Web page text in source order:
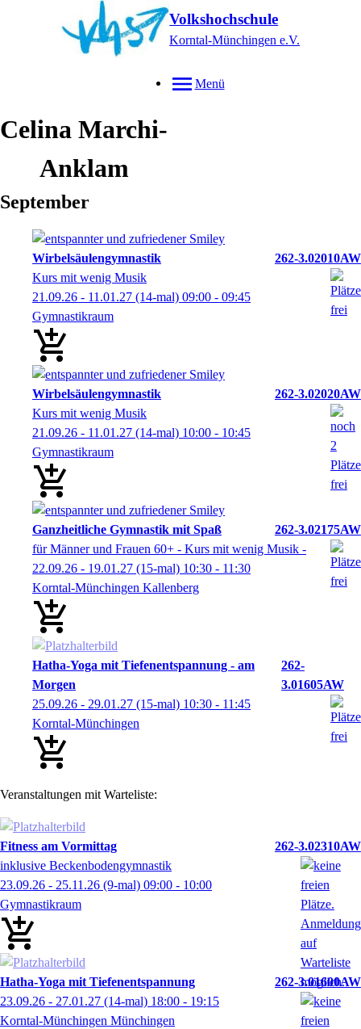
Volkshochschule
Korntal-Münchingen e.V.
Menü
Celina Marchi-
Anklam
September
Wirbelsäulengymnastik
262-3.02010AW
Kurs mit wenig Musik
21.09.26 - 11.01.27 (14-mal) 09:00 - 09:45
Gymnastikraum
Wirbelsäulengymnastik
262-3.02020AW
Kurs mit wenig Musik
21.09.26 - 11.01.27 (14-mal) 10:00 - 10:45
Gymnastikraum
Ganzheitliche Gymnastik mit Spaß
262-3.02175AW
für Männer und Frauen 60+ - Kurs mit wenig Musik -
22.09.26 - 19.01.27 (15-mal) 10:30 - 11:30
Korntal-Münchingen Kallenberg
Hatha-Yoga mit Tiefenentspannung - am
Morgen
262-
3.01605AW
25.09.26 - 29.01.27 (15-mal) 10:30 - 11:45
Korntal-Münchingen
Veranstaltungen mit Warteliste:
Fitness am Vormittag
262-3.02310AW
inklusive Beckenbodengymnastik
23.09.26 - 25.11.26 (9-mal) 09:00 - 10:00
Gymnastikraum
Hatha-Yoga mit Tiefenentspannung
262-3.01600AW
23.09.26 - 27.01.27 (14-mal) 18:00 - 19:15
Korntal-Münchingen Münchingen